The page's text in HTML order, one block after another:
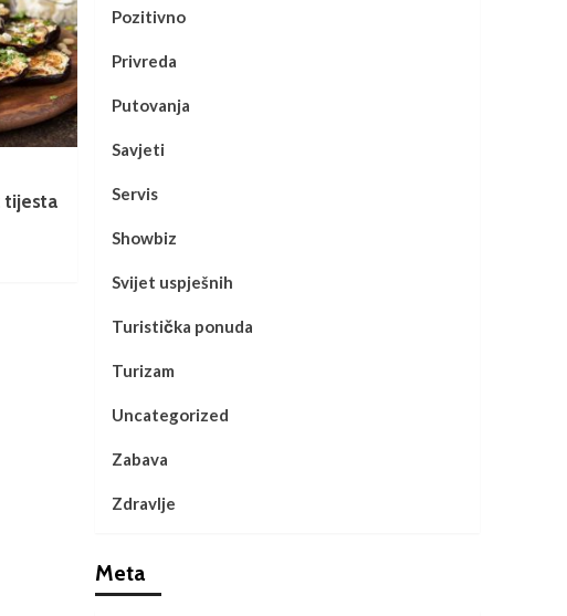
tijesta
Pozitivno
Privreda
Putovanja
Savjeti
Servis
Showbiz
Svijet uspješnih
Turistička ponuda
Turizam
Uncategorized
Zabava
Zdravlje
Meta